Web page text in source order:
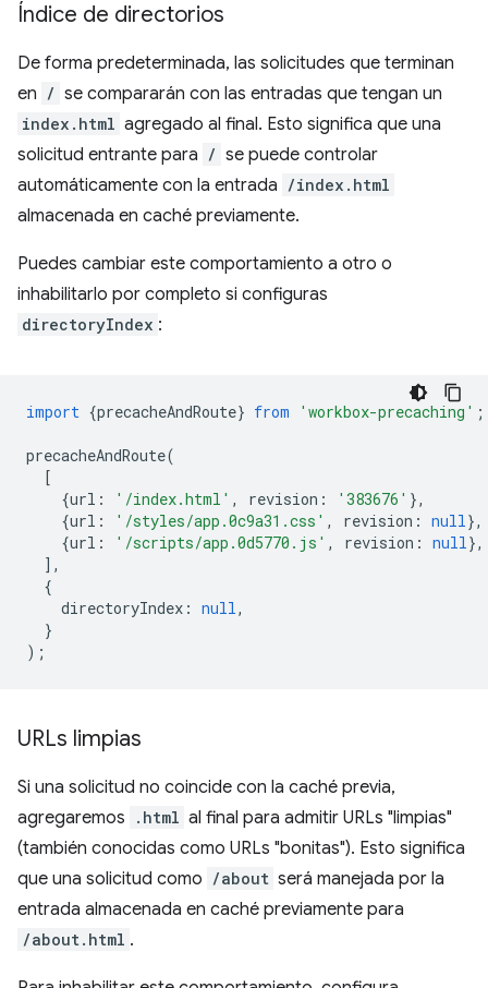
Índice de directorios
De forma predeterminada, las solicitudes que terminan
en / se compararán con las entradas que tengan un
index.html agregado al final. Esto significa que una
solicitud entrante para / se puede controlar
automáticamente con la entrada /index.html
almacenada en caché previamente.
Puedes cambiar este comportamiento a otro o
inhabilitarlo por completo si configuras
directoryIndex :
import {precacheAndRoute} from 'workbox-precaching' ;
precacheAndRoute(
[
{url : '/index.html' , revision : '383676' },
{url : '/styles/app.0c9a31.css' , revision : null},
{url : '/scripts/app.0d5770.js' , revision : null},
],
{
directoryIndex : null,
}
);
URLs limpias
Si una solicitud no coincide con la caché previa,
agregaremos
.html al final para admitir URLs "limpias"
(también conocidas como URLs "bonitas"). Esto significa
que una solicitud como /about será manejada por la
entrada almacenada en caché previamente para
/about.html .